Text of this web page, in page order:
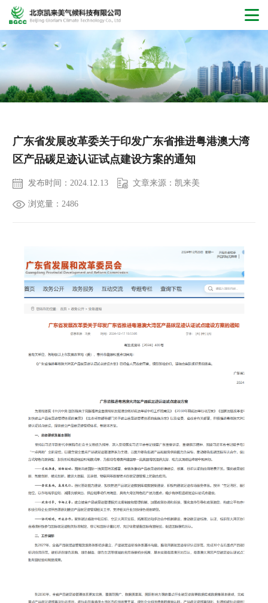
NEWS
广东省发展改革委关于印发广东省推进粤港澳大湾
区产品碳足迹认证试点建设方案的通知
发布时间：2024.12.13 文章来源：凯来美
浏览量：2486